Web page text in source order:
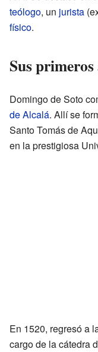
teólogo, un jurista
físico.
Sus
Domingo de Soto
de Alcalá. Allí se
Santo Tomás de
en la prestigiosa
En 1520, regresó a
cargo de la cátedra